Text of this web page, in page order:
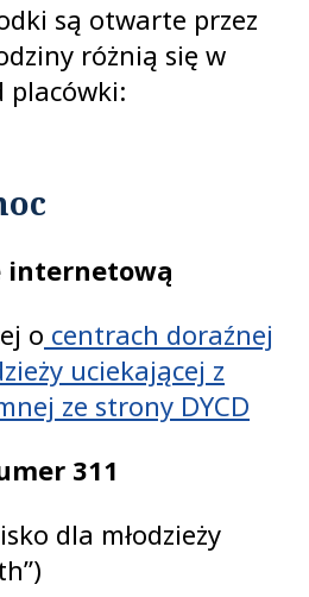
są otwarte przez
różnią się w
placówki:
internetową
o centrach doraźnej
uciekającej z
ze strony DYCD
311
dla młodzieży